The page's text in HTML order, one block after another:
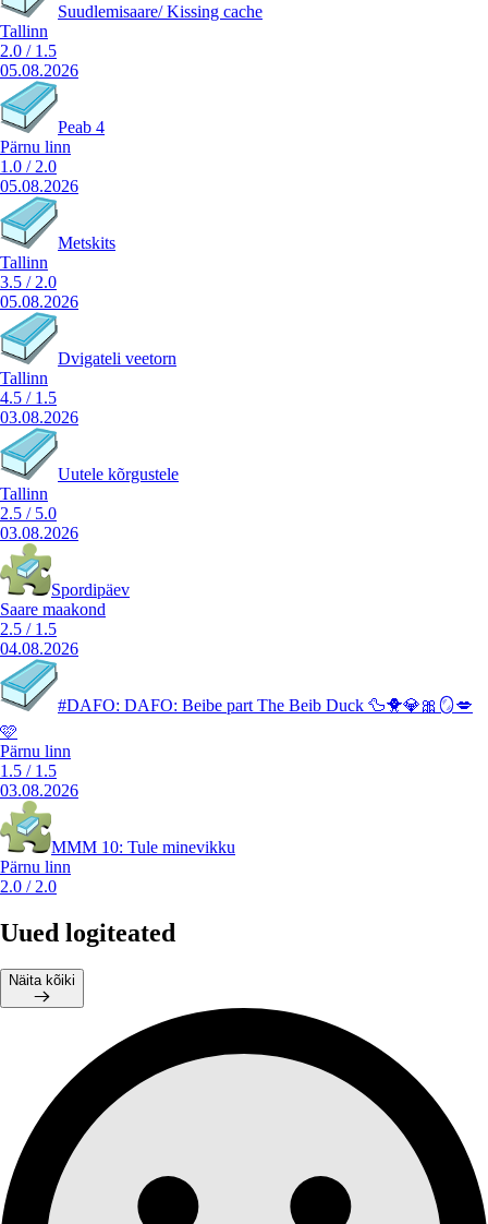
Suudlemisaare/ Kissing cache
Tallinn
2.0 / 1.5
05.08.2026
Peab 4
Pärnu linn
1.0 / 2.0
05.08.2026
Metskits
Tallinn
3.5 / 2.0
05.08.2026
Dvigateli veetorn
Tallinn
4.5 / 1.5
03.08.2026
Uutele kõrgustele
Tallinn
2.5 / 5.0
03.08.2026
Spordipäev
Saare maakond
2.5 / 1.5
04.08.2026
#DAFO: DAFO: Beibe part The Beib Duck 🦆🐥💎🎀🪞💋
🩷
Pärnu linn
1.5 / 1.5
03.08.2026
MMM 10: Tule minevikku
Pärnu linn
2.0 / 2.0
Uued logiteated
Näita kõiki